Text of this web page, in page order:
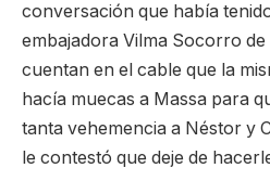
conversación que había
embajadora Vilma Socorro
cuentan en el cable que la
hacía muecas a Massa para
tanta vehemencia a Néstor y
le contestó que deje de